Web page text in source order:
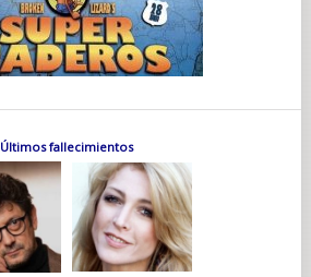
Últimos fallecimientos